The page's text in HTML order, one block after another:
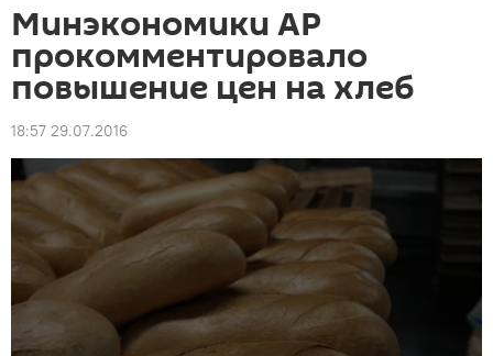
Минэкономики АР
прокомментировало
повышение цен на хлеб
18:57 29.07.2016